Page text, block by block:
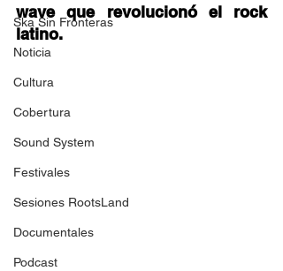
Ska Sin Fronteras
Noticia
Cultura
Cobertura
Sound System
Festivales
Sesiones RootsLand
Documentales
Podcast
wave que revolucionó el rock
latino.